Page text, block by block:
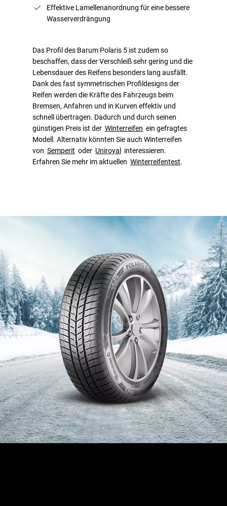
Effektive Lamellenanordnung für eine bessere
Wasserverdrängung
Das Profil des Barum Polaris 5 ist zudem so
beschaffen, dass der Verschleiß sehr gering und die
Lebensdauer des Reifens besonders lang ausfällt.
Dank des fast symmetrischen Profildesigns der
Reifen werden die Kräfte des Fahrzeugs beim
Bremsen, Anfahren und in Kurven effektiv und
schnell übertragen. Dadurch und durch seinen
günstigen Preis ist der Winterreifen ein gefragtes
Modell. Alternativ könnten Sie auch Winterreifen
von Semperit oder Uniroyal
interessieren.
Erfahren Sie mehr im aktuellen Winterreifentest.